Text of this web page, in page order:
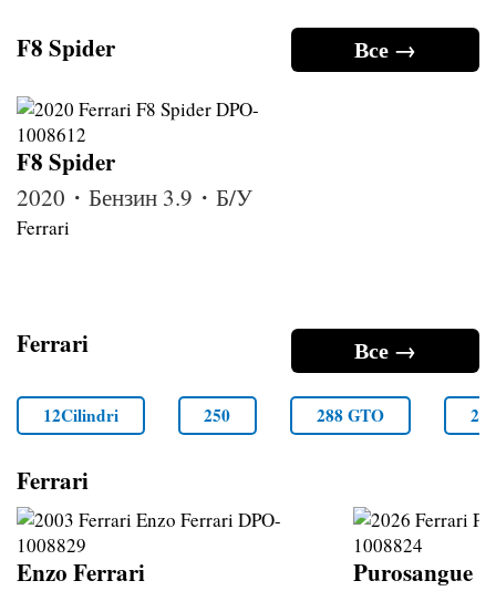
Все →
F8 Spider
F8 Spider
2020・Бензин 3.9・Б/У
Ferrari
Все →
Ferrari
12Cilindri 250 288 GTO
Ferrari
Enzo Ferrari Purosangue